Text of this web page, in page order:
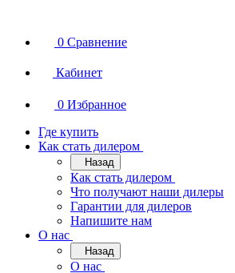
0 Сравнение
Кабинет
0 Избранное
Где купить
Как стать дилером
Назад
Как стать дилером
Что получают наши дилеры
Гарантии для дилеров
Напишите нам
О нас
Назад
О нас